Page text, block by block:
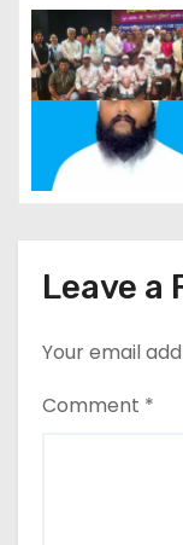
n
a
aLeave a
Your email
Comment *